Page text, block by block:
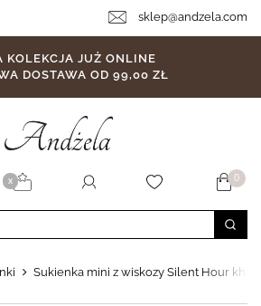
sklep@andzela.com
KOLEKCJA JUŻ ONLINE
DOSTAWA OD 99,00 ZŁ
X 0
Sukienka mini z wiskozy Silent Hour khaki